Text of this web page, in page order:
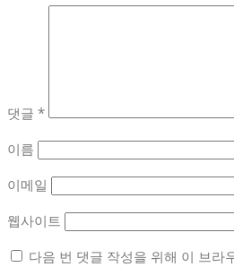
댓글 *
이름
이메일
웹사이트
다음 번 댓글 작성을 위해 이 브라